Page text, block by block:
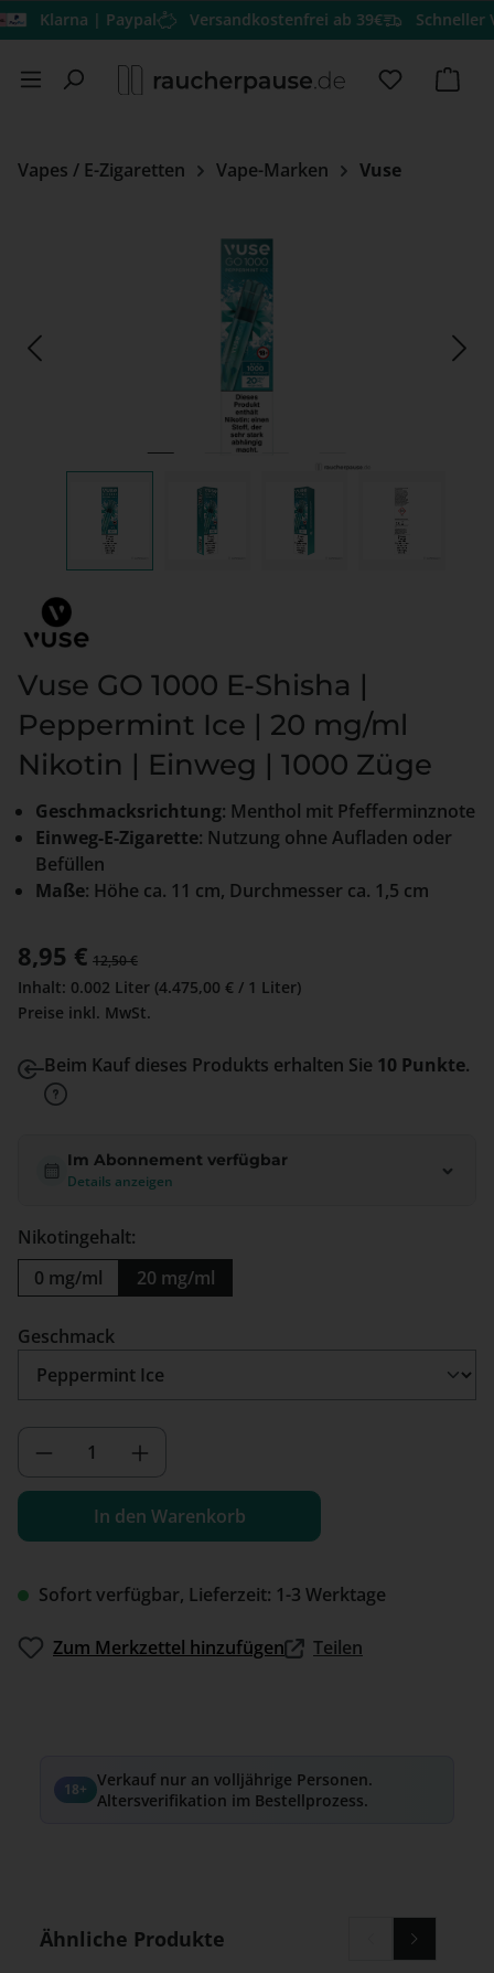
Zum Hauptinhalt springen
Klarna | Paypal Versandkostenfrei ab 39€ Schneller
Du hast
Vapes / E-Zigaretten Vape-Marken Vuse
Bildergalerie überspringen
Vuse GO 1000 E-Shisha |
Peppermint Ice | 20 mg/ml
Nikotin | Einweg | 1000 Züge
Geschmacksrichtung: Menthol mit Pfefferminznote
Einweg-E-Zigarette: Nutzung ohne Aufladen oder
Befüllen
Maße: Höhe ca. 11 cm, Durchmesser ca. 1,5 cm
Verkaufspreis:
8,95 € Regulärer Preis:
12,50 €
Inhalt: 0.002 Liter (4.475,00 € / 1 Liter)
Preise inkl. MwSt.
Beim Kauf dieses Produkts erhalten Sie 10 Punkte.
Im Abonnement verfügbar
Details anzeigen
Sofort verfügbar, Lieferzeit: 1-3 Werktage
Nikotingehalt:
0 mg/ml
20 mg/ml
Geschmack
Produkt Anzahl: Gib den
In den Warenkorb
Zum Merkzettel hinzufügen Teilen
18+ Verkauf nur an volljährige Personen.
Altersverifikation im Bestellprozess.
Produktgalerie überspringen
Ähnliche Produkte